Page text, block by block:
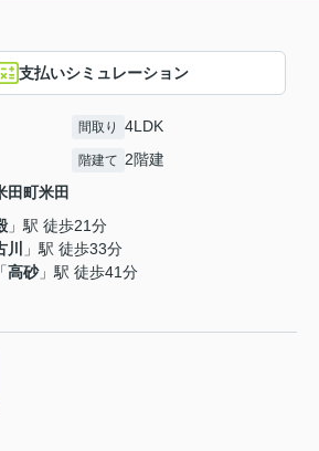
支払いシミュレーション
間取り 4LDK
階建て 2階建
田町米田
」駅 徒歩21分
川
」駅 徒歩33分
「高砂」駅 徒歩41分